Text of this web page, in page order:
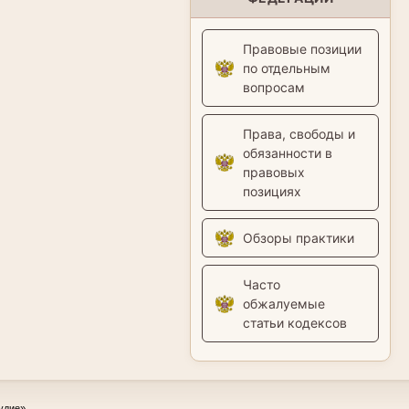
Правовые позиции
по отдельным
вопросам
Права, свободы и
обязанности в
правовых
позициях
Обзоры практики
Часто
обжалуемые
статьи кодексов